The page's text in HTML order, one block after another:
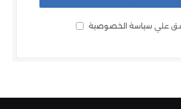
علي سياسة الخصوصية